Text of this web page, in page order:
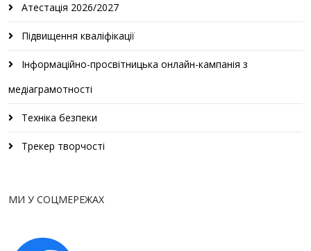
Атестація 2026/2027
Підвищення кваліфікації
Інформаційно-просвітницька онлайн-кампанія з
медіаграмотності
Техніка безпеки
Трекер творчості
МИ У СОЦМЕРЕЖАХ